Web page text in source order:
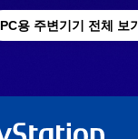
PC용 주변기기 전체 보기